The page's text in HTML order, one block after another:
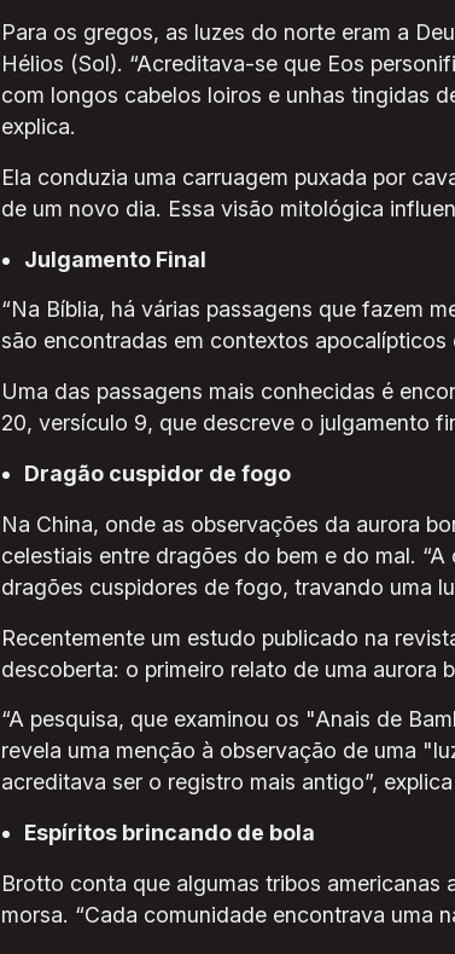
Para os gregos, as luzes do norte eram a
Hélios (Sol). “Acreditava-se que Eos
com longos cabelos loiros e unhas tingidas
explica.
Ela conduzia uma carruagem puxada por
de um novo dia. Essa visão mitológica
Julgamento Final
“Na Bíblia, há várias passagens que fazem
são encontradas em contextos apocalípticos
Uma das passagens mais conhecidas é
20, versículo 9, que descreve o julgamento
Dragão cuspidor de fogo
Na China, onde as observações da aurora
celestiais entre dragões do bem e do mal.
dragões cuspidores de fogo, travando uma
Recentemente um estudo publicado na
descoberta: o primeiro relato de uma aurora
“A pesquisa, que examinou os "Anais de
revela uma menção à observação de uma
acreditava ser o registro mais antigo”,
Espíritos brincando de bola
Brotto conta que algumas tribos
morsa. “Cada comunidade encontrava uma